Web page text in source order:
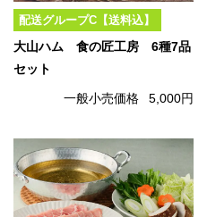
配送グループC【送料込】
大山ハム 食の匠工房 6種7品
セット
一般小売価格 5,000円